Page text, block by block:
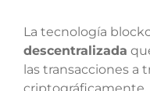
La tecnología
descentralizada
las transacciones a